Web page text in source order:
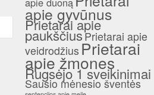
apie gyvūnus
Prietarai apie
paukščiusPrietarai apie
veidrodžiusPrietarai
apie žmones
Rugsėjo 1 sveikinimai
Sausio mėnesio šventės